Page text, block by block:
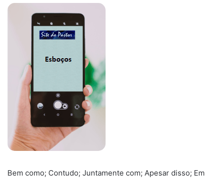
Bem como; Contudo; Juntamente com; Apesar disso; Em